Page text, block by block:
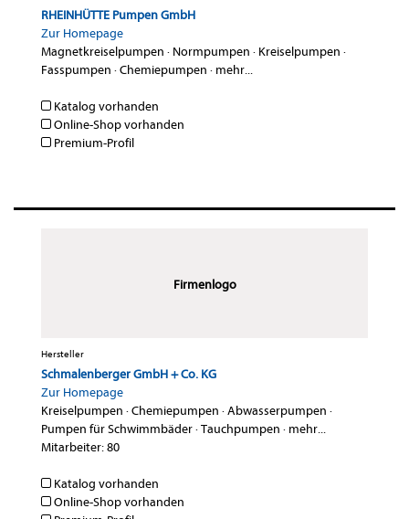
RHEINHÜTTE Pumpen GmbH
Zur Homepage
Magnetkreiselpumpen · Normpumpen · Kreiselpumpen ·
Fasspumpen ·Chemiepumpen · mehr...
Katalog vorhanden
Online-Shop vorhanden
Premium-Profil
Firmenlogo
Hersteller
Schmalenberger GmbH + Co. KG
Zur Homepage
Kreiselpumpen ·Chemiepumpen ·Abwasserpumpen ·
Pumpen für Schwimmbäder·Tauchpumpen · mehr...
Mitarbeiter: 80
Katalog vorhanden
Online-Shop vorhanden